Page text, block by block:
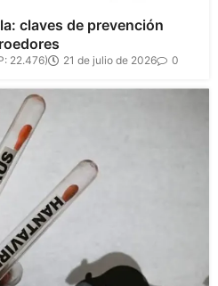
claves de prevención
22.476) 21 de julio de 2026 0